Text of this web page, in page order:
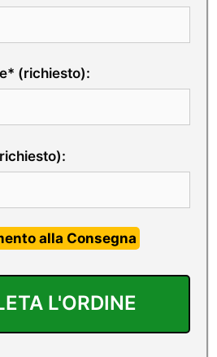
(richiesto):
alla Consegna